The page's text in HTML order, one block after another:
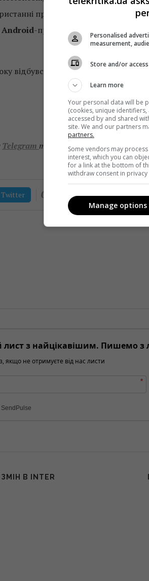
програми на
і / або
Android-пристроях. А 35% кажуть,
відбувся найбільший
Telegram та Facebook!
Twitter 0
з найцікавішим. Пишемо з
якщо не отримуєте від нас листи
*
В INTER
Personalised
measurement,
Store and/or
Learn more
Your personal data will be
(cookies, unique
accessed by and shared
site. We and our partners
partners.
Some vendors may
interest, which you can
for a link at the bottom of
withdraw consent in
Manage options